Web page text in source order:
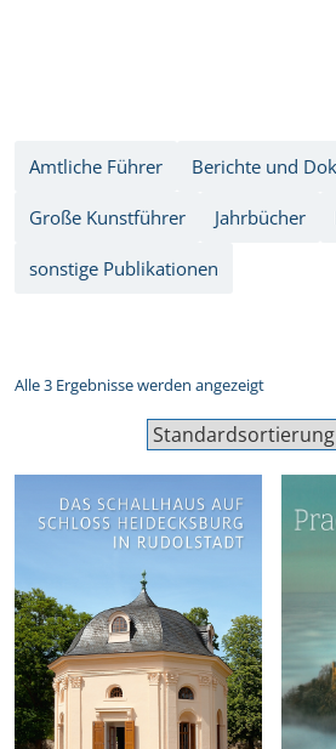
Amtliche Führer Berichte und
Große Kunstführer Jahrbücher
sonstige Publikationen
Alle 3 Ergebnisse werden angezeigt